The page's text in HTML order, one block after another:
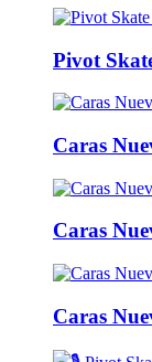
Pivot
Caras
Caras
Caras